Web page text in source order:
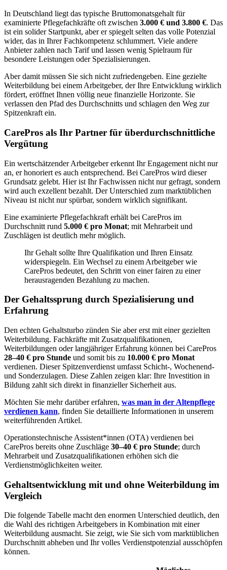
In Deutschland liegt das typische Bruttomonatsgehalt für
examinierte Pflegefachkräfte oft zwischen 3.000 € und 3.800 €. Das
ist ein solider Startpunkt, aber er spiegelt selten das volle Potenzial
wider, das in Ihrer Fachkompetenz schlummert. Viele andere
Anbieter zahlen nach Tarif und lassen wenig Spielraum für
besondere Leistungen oder Spezialisierungen.
Aber damit müssen Sie sich nicht zufriedengeben. Eine gezielte
Weiterbildung bei einem Arbeitgeber, der Ihre Entwicklung wirklich
fördert, eröffnet Ihnen völlig neue finanzielle Horizonte. Sie
verlassen den Pfad des Durchschnitts und schlagen den Weg zur
Spitzenkraft ein.
CarePros als Ihr Partner für überdurchschnittliche
Vergütung
Ein wertschätzender Arbeitgeber erkennt Ihr Engagement nicht nur
an, er honoriert es auch entsprechend. Bei CarePros wird dieser
Grundsatz gelebt. Hier ist Ihr Fachwissen nicht nur gefragt, sondern
wird auch exzellent bezahlt. Der Unterschied zum marktüblichen
Niveau ist nicht nur spürbar, sondern wirklich signifikant.
Eine examinierte Pflegefachkraft erhält bei CarePros im
Durchschnitt rund 5.000 € pro Monat; mit Mehrarbeit und
Zuschlägen ist deutlich mehr möglich.
Ihr Gehalt sollte Ihre Qualifikation und Ihren Einsatz
widerspiegeln. Ein Wechsel zu einem Arbeitgeber wie
CarePros bedeutet, den Schritt von einer fairen zu einer
herausragenden Bezahlung zu machen.
Der Gehaltssprung durch Spezialisierung und
Erfahrung
Den echten Gehaltsturbo zünden Sie aber erst mit einer gezielten
Weiterbildung. Fachkräfte mit Zusatzqualifikationen,
Weiterbildungen oder langjähriger Erfahrung können bei CarePros
28–40 € pro Stunde und somit bis zu 10.000 € pro Monat
verdienen. Dieser Spitzenverdienst umfasst Schicht-, Wochenend-
und Sonderzulagen. Diese Zahlen zeigen klar: Ihre Investition in
Bildung zahlt sich direkt in finanzieller Sicherheit aus.
Möchten Sie mehr darüber erfahren, was man in der Altenpflege
verdienen kann, finden Sie detaillierte Informationen in unserem
weiterführenden Artikel.
Operationstechnische Assistent*innen (OTA) verdienen bei
CarePros bereits ohne Zuschläge 30–40 € pro Stunde; durch
Mehrarbeit und Zusatzqualifikationen erhöhen sich die
Verdienstmöglichkeiten weiter.
Gehaltsentwicklung mit und ohne Weiterbildung im
Vergleich
Die folgende Tabelle macht den enormen Unterschied deutlich, den
die Wahl des richtigen Arbeitgebers in Kombination mit einer
Weiterbildung ausmacht. Sie zeigt, wie Sie sich vom marktüblichen
Durchschnitt abheben und Ihr volles Verdienstpotenzial ausschöpfen
können.